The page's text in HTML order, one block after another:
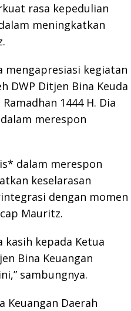
rasa kepedulian
meningkatkan
mengapresiasi kegiatan
DWP Ditjen Bina Keuda
1444 H. Dia
merespon
dalam merespon
keselarasan
dengan momen
Mauritz.
kasih kepada Ketua
Bina Keuangan
sambungnya.
Keuangan Daerah